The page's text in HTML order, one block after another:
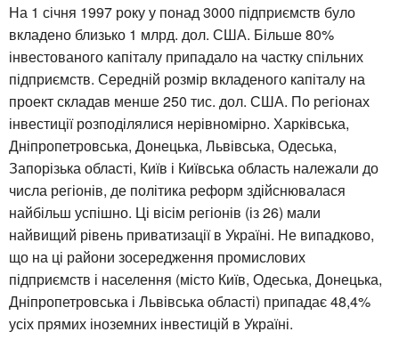
На 1 січня 1997 року у понад 3000 підприємств було
вкладено близько 1 млрд. дол. США. Більше 80%
інвестованого капіталу припадало на частку спільних
підприємств. Середній розмір вкладеного капіталу на
проект складав менше 250 тис. дол. США. По регіонах
інвестиції розподілялися нерівномірно. Харківська,
Дніпропетровська, Донецька, Львівська, Одеська,
Запорізька області, Київ і Київська область належали до
числа регіонів, де політика реформ здійснювалася
найбільш успішно. Ці вісім регіонів (із 26) мали
найвищий рівень приватизації в Україні. Не випадково,
що на ці райони зосередження промислових
підприємств і населення (місто Київ, Одеська, Донецька,
Дніпропетровська і Львівська області) припадає 48,4%
усіх прямих іноземних інвестицій в Україні.